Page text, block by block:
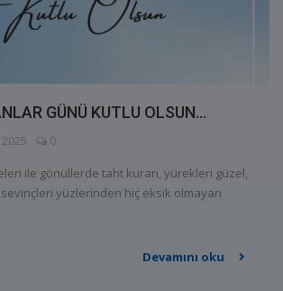
GÜNÜ KUTLU OLSUN...
0
ile gönüllerde taht kuran, yürekleri güzel,
yüzlerinden hiç eksik olmayan
Devamını oku